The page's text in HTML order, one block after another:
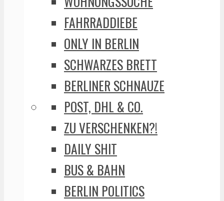
FAHRRADDIEBE
ONLY IN BERLIN
SCHWARZES BRETT
BERLINER SCHNAUZE
POST, DHL & CO.
ZU VERSCHENKEN?!
DAILY SHIT
BUS & BAHN
BERLIN POLITICS